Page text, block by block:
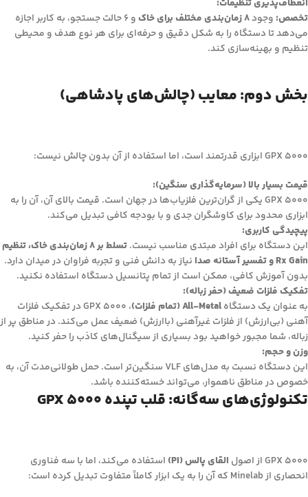
انعطاف‌پذیری تنظیمات:
تخصص: وجود8 زمان‌بندی مختلف برای خاک
و 6 حالت جستجو، به کاربر اجازه
می‌دهد تا دستگاه را به شکل دقیق و حرفه‌ای برای هر نوع هدف و محیطی
تنظیم و بهینه‌سازی کند.
بخش دوم: معایب (چالش‌های پادشاهی)
GPX 5000 ابزاری قدرتمند است، اما استفاده از آن بدون چالش نیست:
قیمت بسیار بالا (سرمایه‌گذاری سنگین):
GPX 5000 یکی از گران‌ترین فلزیاب‌ها در جهان است. قیمت بالای آن، آن را به
ابزاری محدود برای کاوشگران جدی و با بودجه کافی تبدیل می‌کند.
پیچیدگی کاربری:
این دستگاه برای افراد مبتدی مناسب نیست.
تسلط بر 8 زمان‌بندی خاک، تنظیم
Rx Gain و تفسیر آستانه صدا
نیاز به دانش فنی و تجربه فراوان در میدان دارد.
بدون آموزش کافی، ممکن است از تمام پتانسیل دستگاه استفاده نکنید.
تفکیک فلزات ضعیف (حفر زباله):
به عنوان یک دستگاهAll-Metal (تمام فلزات)
، GPX 5000 در تفکیک فلزات
آهنی (بی‌ارزش) از فلزات غیرآهنی (باارزش) ضعیف عمل می‌کند. در مناطق پر از
زباله، شما مجبور خواهید بود بسیاری از سیگنال‌های کاذب را حفر کنید.
وزن و حجم:
این دستگاه نسبت به مدل‌های VLF سنگین‌تر است. حمل طولانی‌مدت آن، به
خصوص در مناطق ناهموار، می‌تواند خسته‌کننده باشد.
تکنولوژی‌های سه‌گانه: قلب تپنده GPX 5000
GPX 5000 از اصول القای پالس (PI)
استفاده می‌کند، اما با سه فناوری
انحصاری از Minelab که آن را به یک ابزار کاملاً متفاوت تبدیل کرده است: